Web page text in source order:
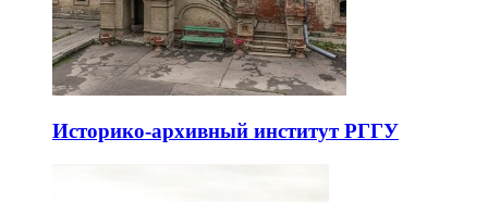
Историко-архивный институт РГГУ